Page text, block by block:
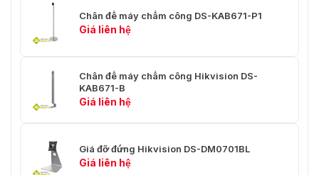
Chân đế máy chấm công DS-KAB671-P1
Giá liên hệ
Chân đế máy chấm công Hikvision DS-
KAB671-B
Giá liên hệ
Giá đỡ đứng Hikvision DS-DM0701BL
Giá liên hệ